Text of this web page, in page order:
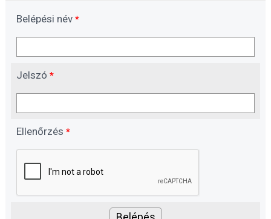
Belépési név *
Jelszó *
Ellenőrzés *